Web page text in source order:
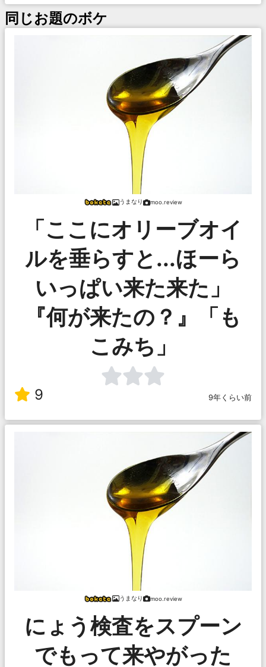
同じお題のボケ
うまなり moo.review
「ここにオリーブオイ
ルを垂らすと...ほーら
いっぱい来た来た」
『何が来たの？』「も
こみち」
9 9年くらい前
うまなり moo.review
にょう検査をスプーン
でもって来やがった